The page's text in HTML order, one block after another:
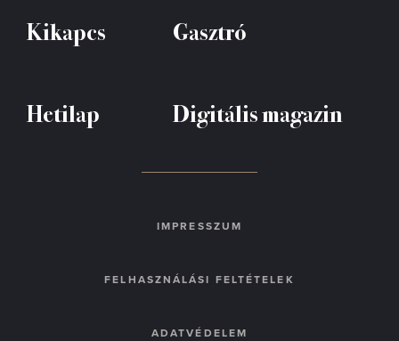
Kikapcs Gasztró
Hetilap Digitális magazin
IMPRESSZUM
FELHASZNÁLÁSI FELTÉTELEK
ADATVÉDELEM